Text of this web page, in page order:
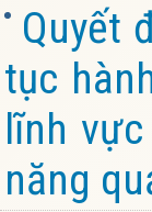
Quyết
tục
lĩnh
năng